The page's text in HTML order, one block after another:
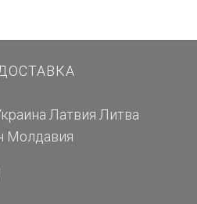
Латвия Литва
Молдавия